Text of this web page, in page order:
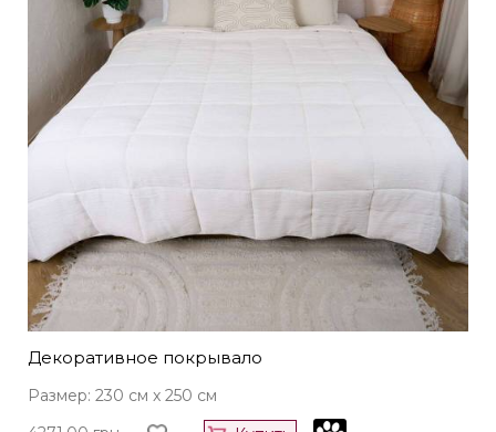
Декоративное покрывало
Размер: 230 см x 250 см